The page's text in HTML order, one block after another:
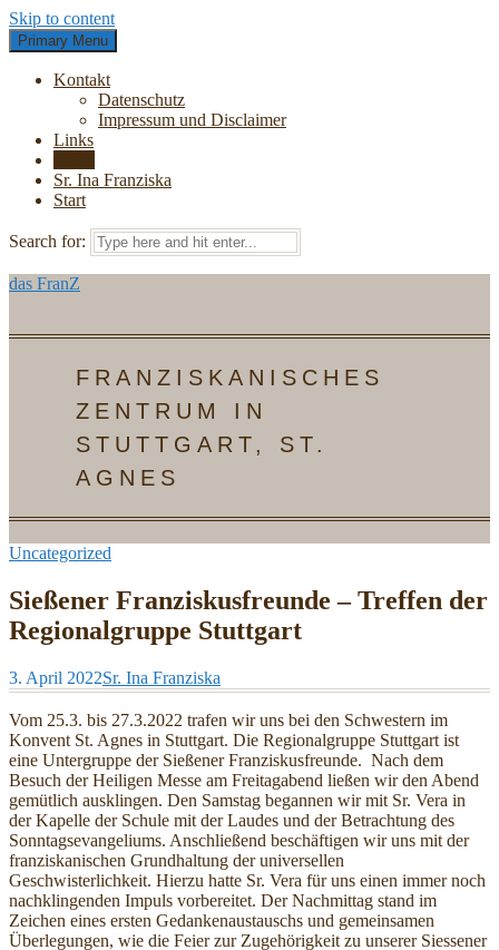
Skip to content
Primary Menu
Kontakt
Datenschutz
Impressum und Disclaimer
Links
Sr. Ina Franziska
Start
Search for:
das FranZ
FRANZISKANISCHES
ZENTRUM IN
STUTTGART, ST.
AGNES
Uncategorized
Sießener Franziskusfreunde – Treffen der
Regionalgruppe Stuttgart
3. April 2022Sr. Ina Franziska
Vom 25.3. bis 27.3.2022 trafen wir uns bei den Schwestern im
Konvent St. Agnes in Stuttgart. Die Regionalgruppe Stuttgart ist
eine Untergruppe der Sießener Franziskusfreunde. Nach dem
Besuch der Heiligen Messe am Freitagabend ließen wir den Abend
gemütlich ausklingen. Den Samstag begannen wir mit Sr. Vera in
der Kapelle der Schule mit der Laudes und der Betrachtung des
Sonntagsevangeliums. Anschließend beschäftigen wir uns mit der
franziskanischen Grundhaltung der universellen
Geschwisterlichkeit. Hierzu hatte Sr. Vera für uns einen immer noch
nachklingenden Impuls vorbereitet. Der Nachmittag stand im
Zeichen eines ersten Gedankenaustauschs und gemeinsamen
Überlegungen, wie die Feier zur Zugehörigkeit zu unserer Siessener